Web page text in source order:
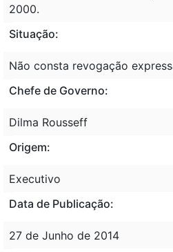
2000.
Situação:
Não consta revogação
Chefe de Governo:
Dilma Rousseff
Origem:
Executivo
Data de Publicação:
27 de Junho de 2014